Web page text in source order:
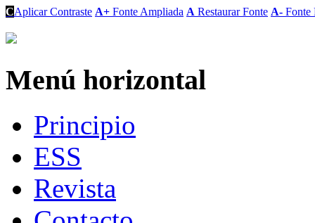
CAplicar Contraste A+ Fonte Ampliada A Restaurar Fonte A- Fonte
Menú horizontal
Principio
ESS
Revista